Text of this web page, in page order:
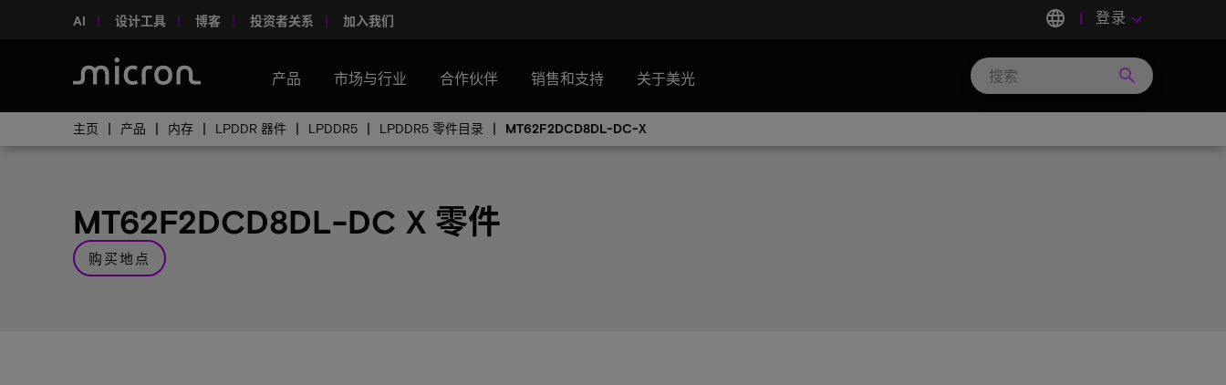
AI 设计工具 博客 投资者关系 加入我们 language 登录 keyboard_arrow_down
产品 市场与行业 合作伙伴 销售和支持 关于美光 search
主页 产品 内存 LPDDR 器件 LPDDR5 LPDDR5 零件目录 MT62F2DCD8DL-DC-X
MT62F2DCD8DL-DC X 零件
购买地点